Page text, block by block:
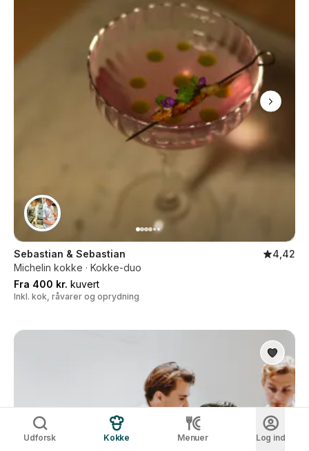
Sebastian & Sebastian
4,42
Michelin kokke · Kokke-duo
Fra 400 kr. kuvert
Inkl. kok, råvarer og oprydning
Udforsk Kokke Menuer Log ind